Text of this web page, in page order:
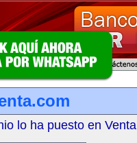
lo ha puesto en Venta